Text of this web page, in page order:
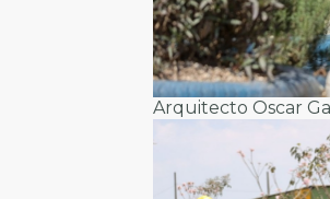
Arquitecto Oscar